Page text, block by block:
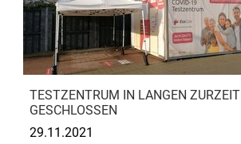
TESTZENTRUM IN LANGEN ZURZEIT
GESCHLOSSEN
29.11.2021